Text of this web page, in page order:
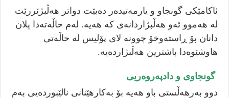
ئاکامێکی گونجاو و یارمەتیدەر دەبێت دواتر هەڵبژێررێت
لە هەموو ئەو هەڵبژاردانەی کە هەیە. لەم حاڵەتەدا پلان
دانان بۆ ڕاستەوخۆ چوونە لای پۆلیس لە حاڵەتی
هاوشێوەدا باشترین هەڵبژاردەیە.
گونجاوی و دادپەروەریی
دوو بەرهەڵستی باو هەیە بۆ بەکارهێنانی نالێبوردەیی بەم